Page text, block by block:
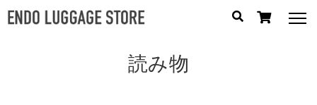
誕生日プレゼント
読み物